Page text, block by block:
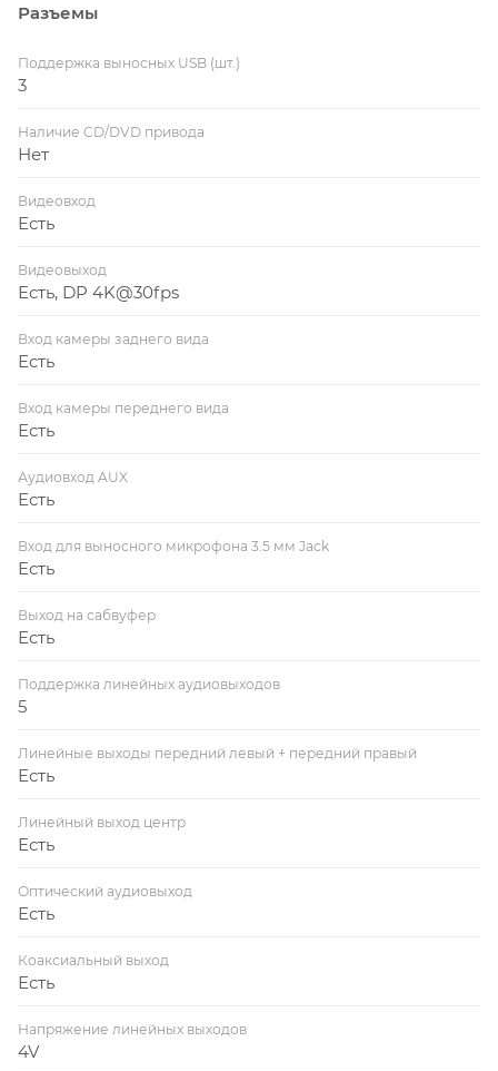
Разъемы
Поддержка выносных USB (шт.)
3
Наличие CD/DVD привода
Нет
Видеовход
Есть
Видеовыход
Есть, DP 4K@30fps
Вход камеры заднего вида
Есть
Вход камеры переднего вида
Есть
Аудиовход AUX
Есть
Вход для выносного микрофона 3.5 мм Jack
Есть
Выход на сабвуфер
Есть
Поддержка линейных аудиовыходов
5
Линейные выходы передний левый + передний правый
Есть
Линейный выход центр
Есть
Оптический аудиовыход
Есть
Коаксиальный выход
Есть
Напряжение линейных выходов
4V